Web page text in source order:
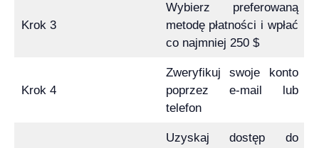
Krok 3
Wybierz preferowaną
metodę płatności i wpłać
co najmniej 250 $
Krok 4
Zweryfikuj swoje konto
poprzez e-mail lub
telefon
Uzyskaj dostęp do